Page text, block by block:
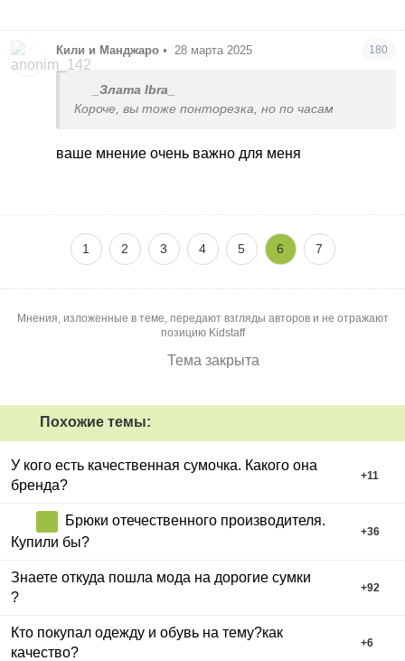
Кили и Манджаро • 28 марта 2025 180
_Злата Ibra_
Короче, вы тоже понторезка, но по часам
ваше мнение очень важно для меня
1 2 3 4 5 6 7
Мнения, изложенные в теме, передают взгляды авторов и не отражают
позицию Kidstaff
Тема закрыта
Похожие темы:
У кого есть качественная сумочка. Какого она
бренда?
+11
Брюки отечественного производителя.
Купили бы?
+36
Знаете откуда пошла мода на дорогие сумки
?
+92
Кто покупал одежду и обувь на тему?как
качество?
+6